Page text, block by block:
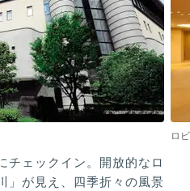
ロ
チェックイン。開放的なロ
」が見え、四季折々の風景